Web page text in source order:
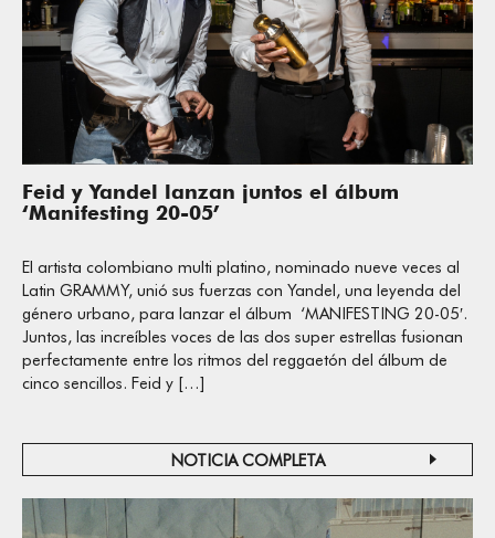
Feid y Yandel lanzan juntos el álbum
‘Manifesting 20-05’
El artista colombiano multi platino, nominado nueve veces al
Latin GRAMMY, unió sus fuerzas con Yandel, una leyenda del
género urbano, para lanzar el álbum ‘MANIFESTING 20-05′.
Juntos, las increíbles voces de las dos super estrellas fusionan
perfectamente entre los ritmos del reggaetón del álbum de
cinco sencillos. Feid y […]
NOTICIA COMPLETA